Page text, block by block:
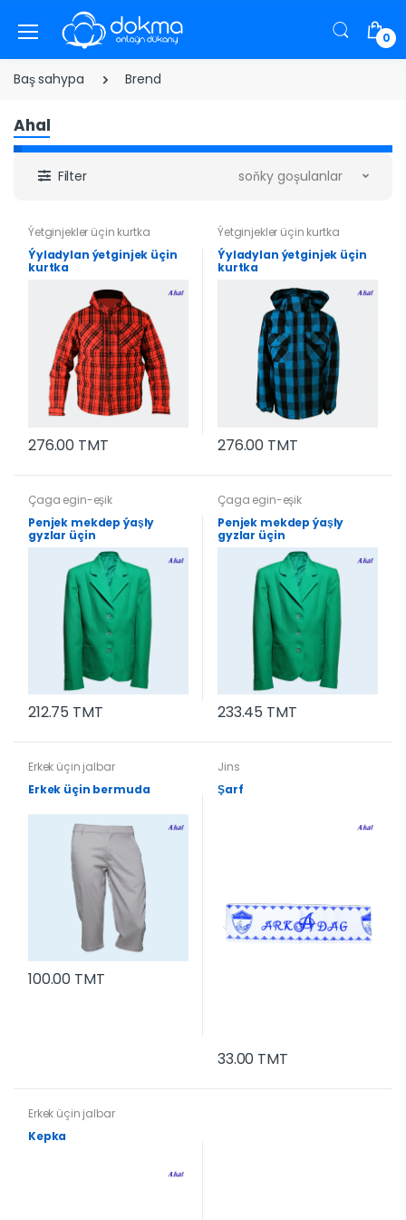
0
Baş sahypa Brend
Ahal
Filter soňky goşulanlar
Ýetginjekler üçin kurtka
Ýyladylan ýetginjek üçin
kurtka
276.00 TMT
Ýetginjekler üçin kurtka
Ýyladylan ýetginjek üçin
kurtka
276.00 TMT
Çaga egin-eşik
Penjek mekdep ýaşly
gyzlar üçin
212.75 TMT
Çaga egin-eşik
Penjek mekdep ýaşly
gyzlar üçin
233.45 TMT
Erkek üçin jalbar
Erkek üçin bermuda
100.00 TMT
Jins
Şarf
33.00 TMT
Erkek üçin jalbar
Kepka